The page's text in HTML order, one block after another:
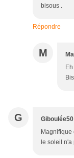
bisous .
Répondre
M
G Giboulée50
Magnifique
le soleil